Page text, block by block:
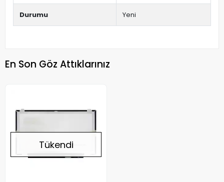
Durumu Yeni
En Son Göz Attıklarınız
Tükendi